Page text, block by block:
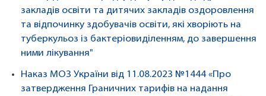
закладів освіти та дитячих закладів оздоровлення
та відпочинку здобувачів освіти, які хворіють на
туберкульоз із бактеріовиділенням, до завершення
ними лікування"
Наказ МОЗ України від 11.08.2023 №1444 «Про
затвердження Граничних тарифів на надання